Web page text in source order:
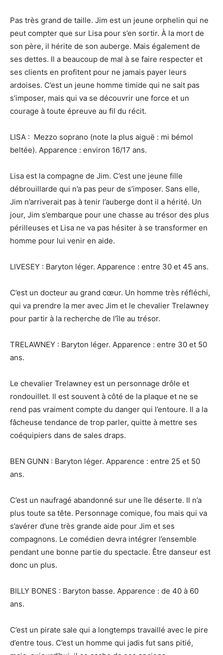
Pas très grand de taille. Jim est un jeune orphelin qui ne
peut compter que sur Lisa pour s’en sortir. À la mort de
son père, il hérite de son auberge. Mais également de
ses dettes. Il a beaucoup de mal à se faire respecter et
ses clients en profitent pour ne jamais payer leurs
ardoises. C’est un jeune homme timide qui ne sait pas
s’imposer, mais qui va se découvrir une force et un
courage à toute épreuve au fil du récit.
LISA : Mezzo soprano (note la plus aiguë : mi bémol
beltée). Apparence : environ 16/17 ans.
Lisa est la compagne de Jim. C’est une jeune fille
débrouillarde qui n’a pas peur de s’imposer. Sans elle,
Jim n’arriverait pas à tenir l’auberge dont il a hérité. Un
jour, Jim s’embarque pour une chasse au trésor des plus
périlleuses et Lisa ne va pas hésiter à se transformer en
homme pour lui venir en aide.
LIVESEY : Baryton léger. Apparence : entre 30 et 45 ans.
C’est un docteur au grand cœur. Un homme très réfléchi,
qui va prendre la mer avec Jim et le chevalier Trelawney
pour partir à la recherche de l’île au trésor.
TRELAWNEY : Baryton léger. Apparence : entre 30 et 50
ans.
Le chevalier Trelawney est un personnage drôle et
rondouillet. Il est souvent à côté de la plaque et ne se
rend pas vraiment compte du danger qui l’entoure. Il a la
fâcheuse tendance de trop parler, quitte à mettre ses
coéquipiers dans de sales draps.
BEN GUNN : Baryton léger. Apparence : entre 25 et 50
ans.
C’est un naufragé abandonné sur une île déserte. Il n’a
plus toute sa tête. Personnage comique, fou mais qui va
s’avérer d’une très grande aide pour Jim et ses
compagnons. Le comédien devra intégrer l’ensemble
pendant une bonne partie du spectacle. Être danseur est
donc un plus.
BILLY BONES : Baryton basse. Apparence : de 40 à 60
ans.
C’est un pirate sale qui a longtemps travaillé avec le pire
d’entre tous. C’est un homme qui jadis fut sans pitié,